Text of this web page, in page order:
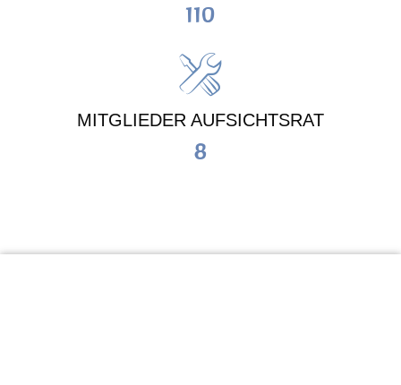
110
MITGLIEDER AUFSICHTSRAT
8